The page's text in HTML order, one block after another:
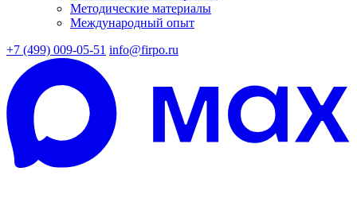
Методические материалы
Международный опыт
+7 (499) 009-05-51 info@firpo.ru